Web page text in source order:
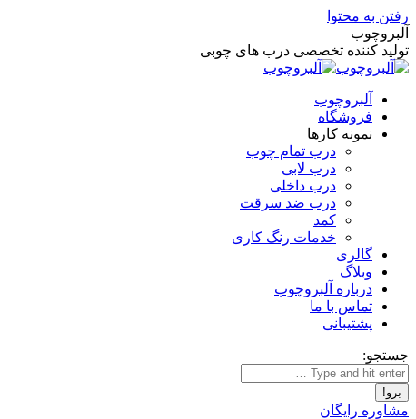
رفتن به محتوا
آلبروچوب
تولید کننده تخصصی درب های چوبی
آلبروچوب
فروشگاه
نمونه کارها
درب تمام چوب
درب لابی
درب داخلی
درب ضد سرقت
کمد
خدمات رنگ کاری
گالری
وبلاگ
درباره آلبروچوب
تماس با ما
پشتیبانی
جستجو:
مشاوره رایگان